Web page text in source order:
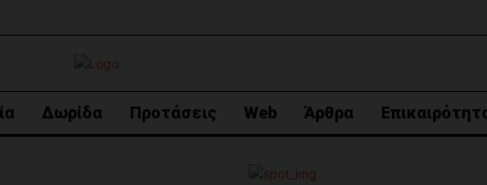
Δωρίδα Προτάσεις Web Άρθρα